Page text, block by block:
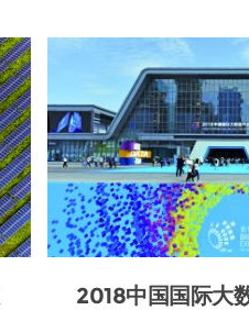
2018中国国际大